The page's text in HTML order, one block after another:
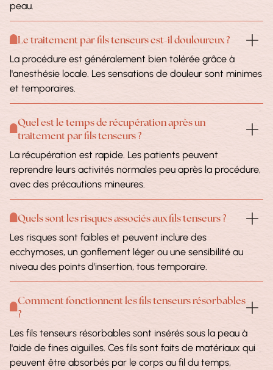
peau.
Le traitement par fils tenseurs est-il douloureux ?
La procédure est généralement bien tolérée grâce à
l'anesthésie locale. Les sensations de douleur sont minimes
et temporaires.
Quel est le temps de récupération après un
traitement par fils tenseurs ?
La récupération est rapide. Les patients peuvent
reprendre leurs activités normales peu après la procédure,
avec des précautions mineures.
Quels sont les risques associés aux fils tenseurs ?
Les risques sont faibles et peuvent inclure des
ecchymoses, un gonflement léger ou une sensibilité au
niveau des points d'insertion, tous temporaire.
Comment fonctionnent les fils tenseurs résorbables
?
Les fils tenseurs résorbables sont insérés sous la peau à
l'aide de fines aiguilles. Ces fils sont faits de matériaux qui
peuvent être absorbés par le corps au fil du temps,